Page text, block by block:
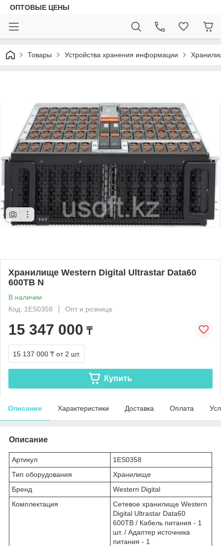
ОПТОВЫЕ ЦЕНЫ
Товары Устройства хранения информации
Хранилище Western Digital Ultrastar Data60
600TB N
В наличии
Код: 1ES0358
Опт и розница
15 347 000 ₸
15 137 000 ₸ от 2 шт.
Купить
Описание Характеристики Доставка Оплата
Описание
Артикул
1ES0358
Тип оборудования
Хранилище
Бренд
Western Digital
Комплектация
Сетевое хранилище Western
Digital Ultrastar Data60
600TB / Кабель питания - 1
шт. / Адаптер источника
питания - 1